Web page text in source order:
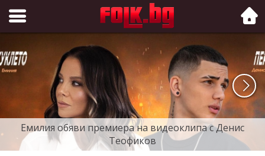
Folk.bg
Емилия обяви премиера на видеоклипа с Денис
Теофиков